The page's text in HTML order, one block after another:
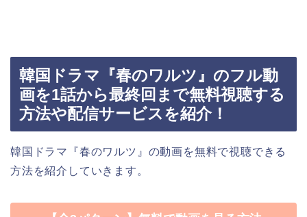
韓国ドラマ『春のワルツ』のフル動
画を1話から最終回まで無料視聴する
方法や配信サービスを紹介！
韓国ドラマ『春のワルツ』の動画を無料で視聴できる
方法を紹介していきます。